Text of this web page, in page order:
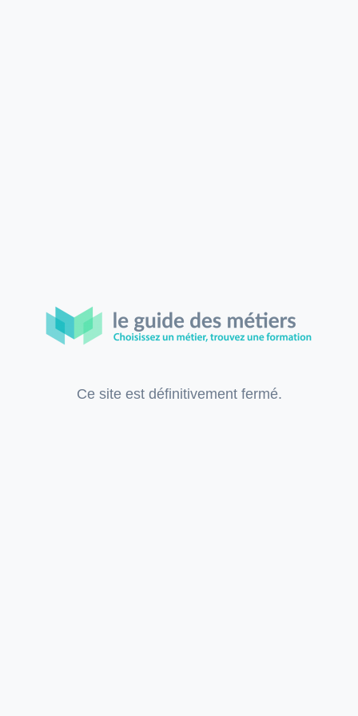
Ce site est définitivement fermé.